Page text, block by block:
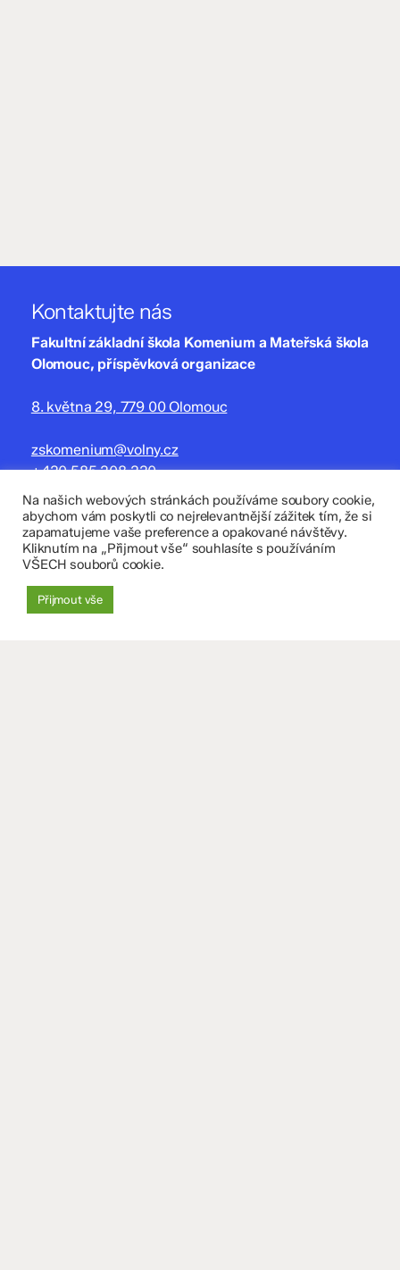
Kontaktujte nás
Fakultní základní škola Komenium a Mateřská škola
Olomouc, příspěvková organizace
8. května 29, 779 00 Olomouc
zskomenium@volny.cz
+420 585 208 220
Důležité údaje
Datová schránka: 4tfmqgq
IČO: 70 631 018
IZO: 102 320 071
Na našich webových stránkách používáme soubory cookie,
abychom vám poskytli co nejrelevantnější zážitek tím, že si
zapamatujeme vaše preference a opakované návštěvy.
Kliknutím na „Přijmout vše“ souhlasíte s používáním
VŠECH souborů cookie.
Přijmout vše